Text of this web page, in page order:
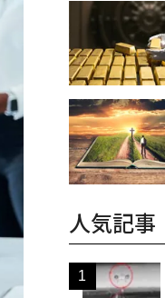
人気記事